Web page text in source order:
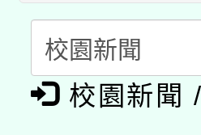
暨閱讀推
科技賦能
礎課程
A3數位素
「數位內
校園新聞 /